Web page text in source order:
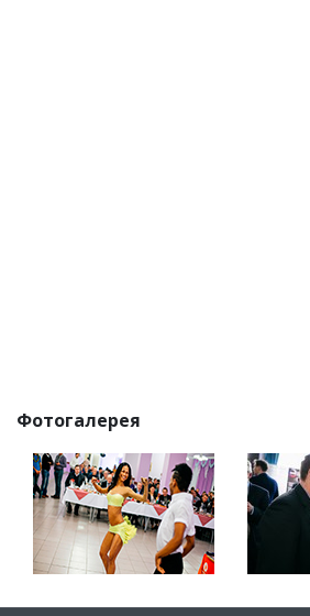
Фотогалерея